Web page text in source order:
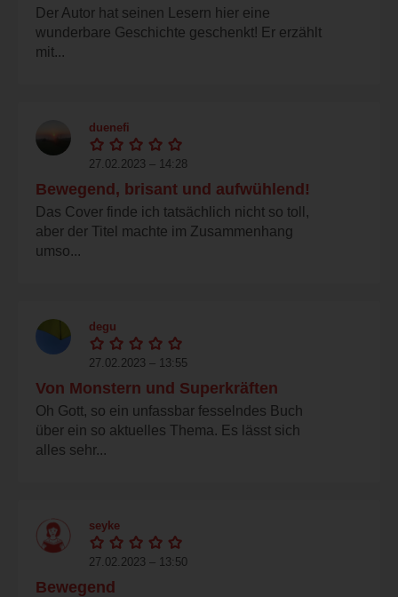
Der Autor hat seinen Lesern hier eine
wunderbare Geschichte geschenkt! Er erzählt
mit...
duenefi
27.02.2023 – 14:28
Bewegend, brisant und aufwühlend!
Das Cover finde ich tatsächlich nicht so toll,
aber der Titel machte im Zusammenhang
umso...
degu
27.02.2023 – 13:55
Von Monstern und Superkräften
Oh Gott, so ein unfassbar fesselndes Buch
über ein so aktuelles Thema. Es lässt sich
alles sehr...
seyke
27.02.2023 – 13:50
Bewegend